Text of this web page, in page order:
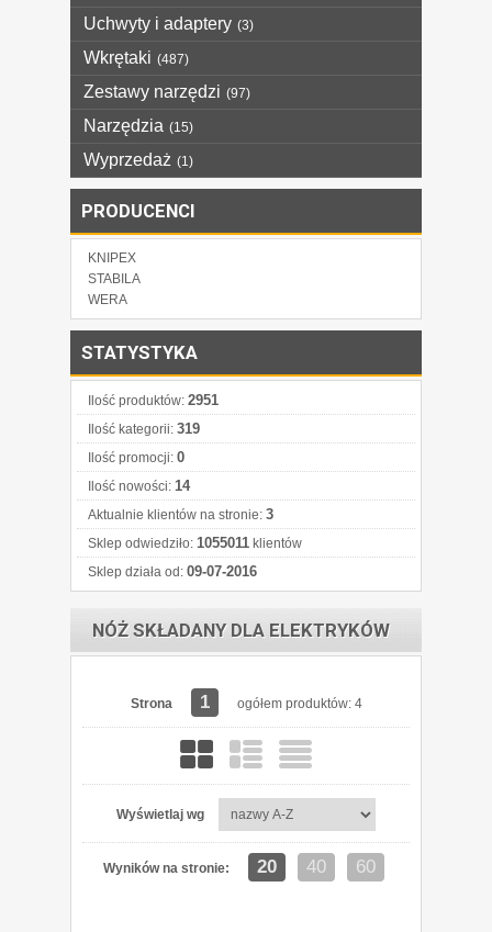
Uchwyty i adaptery (3)
Wkrętaki (487)
Zestawy narzędzi (97)
Narzędzia (15)
Wyprzedaż (1)
PRODUCENCI
KNIPEX
STABILA
WERA
STATYSTYKA
Ilość produktów: 2951
Ilość kategorii: 319
Ilość promocji: 0
Ilość nowości: 14
Aktualnie klientów na stronie: 3
Sklep odwiedziło: 1055011 klientów
Sklep działa od: 09-07-2016
NÓŻ SKŁADANY DLA ELEKTRYKÓW
Strona 1 ogółem produktów: 4
Wyświetlaj wg
Wyników na stronie: 20 40 60